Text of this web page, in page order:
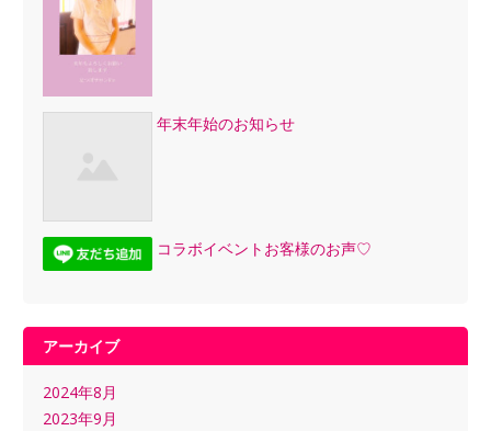
年末年始のお知らせ
コラボイベントお客様のお声♡
アーカイブ
2024年8月
2023年9月